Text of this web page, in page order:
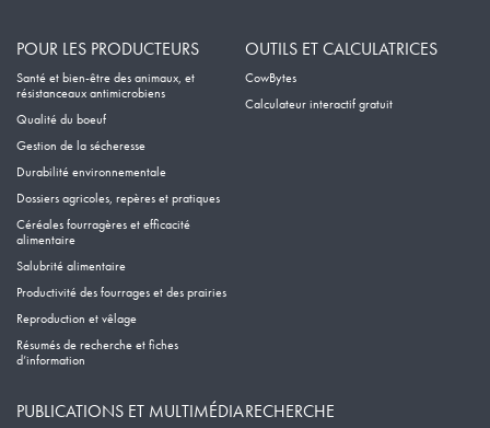
POUR LES PRODUCTEURS
Santé et bien-être des animaux, et
résistanceaux antimicrobiens
Qualité du boeuf
Gestion de la sécheresse
Durabilité environnementale
Dossiers agricoles, repères et pratiques
Céréales fourragères et efficacité
alimentaire
Salubrité alimentaire
Productivité des fourrages et des prairies
Reproduction et vêlage
Résumés de recherche et fiches
d’information
OUTILS ET CALCULATRICES
CowBytes
Calculateur interactif gratuit
PUBLICATIONS ET MULTIMÉDIARECHERCHE